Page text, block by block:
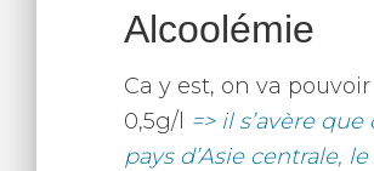
Alcoolémie
Ca y est, on va
0,5g/l => il s’avère
pays d’Asie centrale,